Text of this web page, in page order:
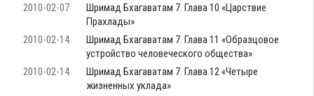
2010-02-07
Шримад Бхагаватам 7. Глава 10 «Царствие
Прахлады»
2010-02-14
Шримад Бхагаватам 7. Глава 11 «Образцовое
устройство человеческого общества»
2010-02-14
Шримад Бхагаватам 7. Глава 12 «Четыре
жизненных уклада»